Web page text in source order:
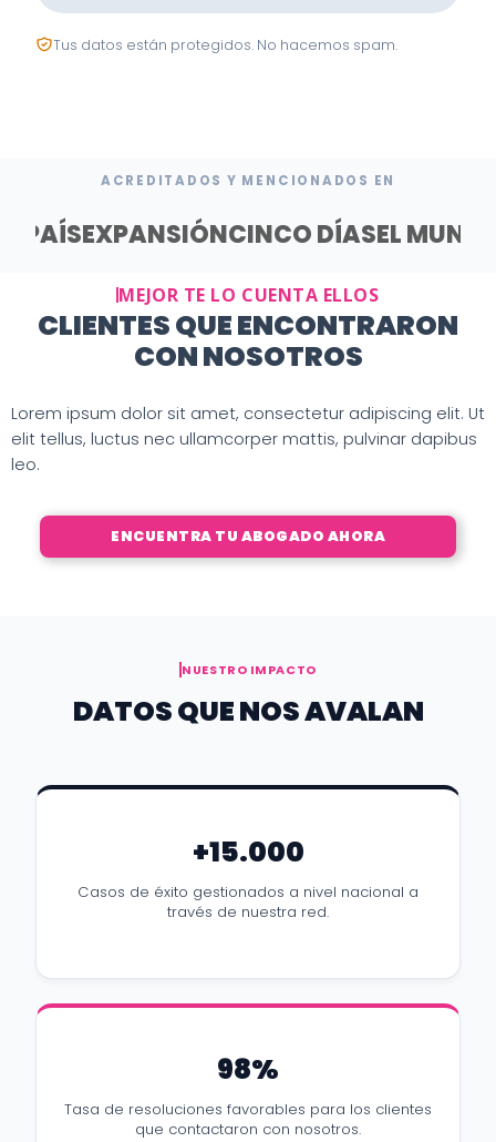
Tus datos están protegidos. No hacemos spam.
ACREDITADOS Y MENCIONADOS EN
PAÍSEXPANSIÓNCINCO DÍASEL
MEJOR TE LO CUENTA ELLOS
CLIENTES QUE ENCONTRARON
CON NOSOTROS
Lorem ipsum dolor sit amet, consectetur adipiscing elit. Ut
elit tellus, luctus nec ullamcorper mattis, pulvinar dapibus
leo.
ENCUENTRA TU ABOGADO AHORA
NUESTRO IMPACTO
DATOS QUE NOS AVALAN
+15.000
Casos de éxito gestionados a nivel nacional a
través de nuestra red.
98%
Tasa de resoluciones favorables para los clientes
que contactaron con nosotros.